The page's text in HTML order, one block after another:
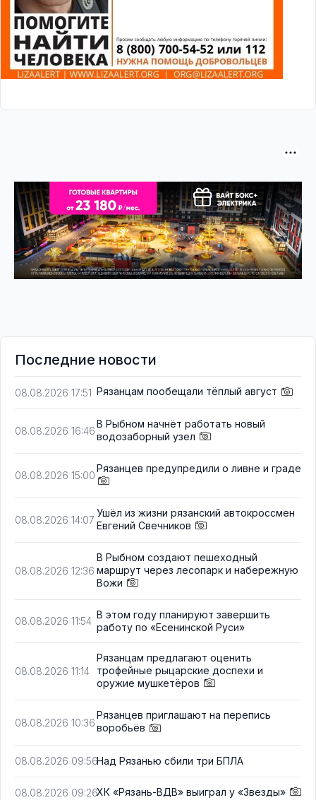
Последние новости
08.08.2026 17:51 Рязанцам пообещали тёплый август
08.08.2026 16:46
В Рыбном начнёт работать новый
водозаборный узел
08.08.2026 15:00
Рязанцев предупредили о ливне и граде
08.08.2026 14:07
Ушёл из жизни рязанский автокроссмен
Евгений Свечников
08.08.2026 12:36
В Рыбном создают пешеходный
маршрут через лесопарк и набережную
Вожи
08.08.2026 11:54
В этом году планируют завершить
работу по «Есенинской Руси»
08.08.2026 11:14
Рязанцам предлагают оценить
трофейные рыцарские доспехи и
оружие мушкетёров
08.08.2026 10:36
Рязанцев приглашают на перепись
воробьёв
08.08.2026 09:56Над Рязанью сбили три БПЛА
08.08.2026 09:26ХК «Рязань-ВДВ» выиграл у «Звезды»